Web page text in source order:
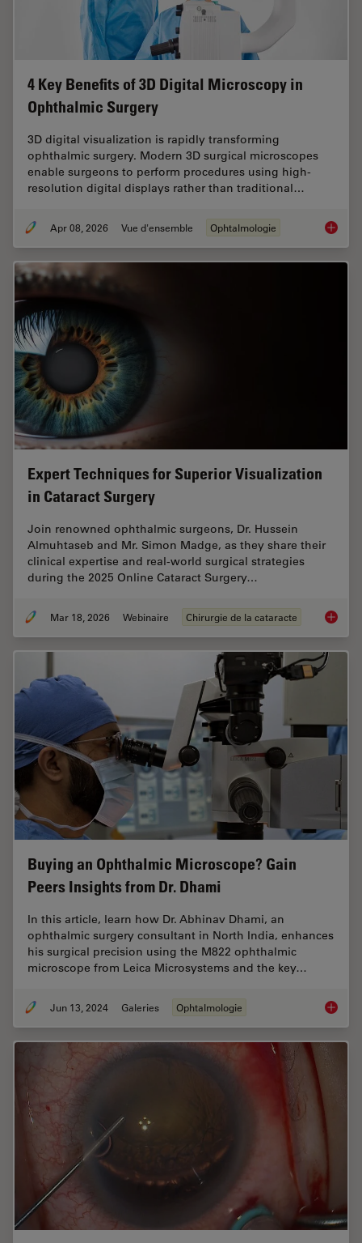
4 Key Benefits of 3D Digital Microscopy in
Ophthalmic Surgery
3D digital visualization is rapidly transforming
ophthalmic surgery. Modern 3D surgical microscopes
enable surgeons to perform procedures using high-
resolution digital displays rather than traditional…
Apr 08, 2026 Vue d'ensemble Ophtalmologie 4 Key
Expert Techniques for Superior Visualization
in Cataract Surgery
Join renowned ophthalmic surgeons, Dr. Hussein
Almuhtaseb and Mr. Simon Madge, as they share their
clinical expertise and real-world surgical strategies
during the 2025 Online Cataract Surgery…
Mar 18, 2026 Webinaire Chirurgie de la cataracte Expert
Buying an Ophthalmic Microscope? Gain
Peers Insights from Dr. Dhami
In this article, learn how Dr. Abhinav Dhami, an
ophthalmic surgery consultant in North India, enhances
his surgical precision using the M822 ophthalmic
microscope from Leica Microsystems and the key…
Jun 13, 2024 Galeries Ophtalmologie Buying